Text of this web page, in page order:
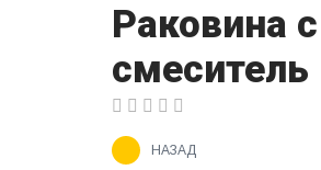
Раковина
смеситель
НАЗАД